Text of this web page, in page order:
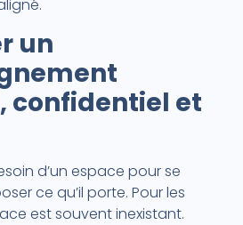
un
confidentiel et
d’un espace pour se
ce qu’il porte. Pour les
est souvent inexistant.